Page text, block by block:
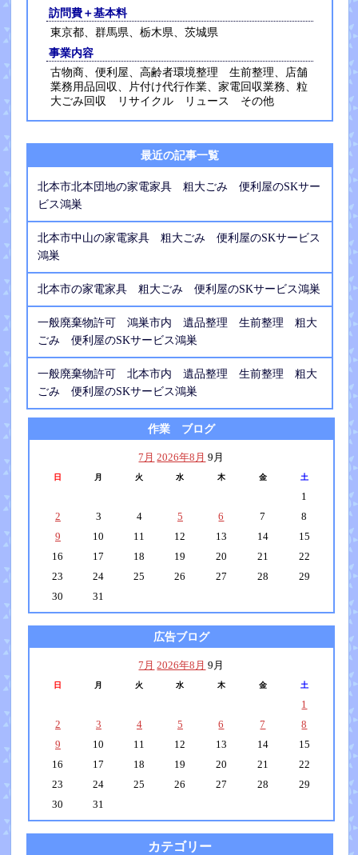
訪問費＋基本料
東京都、群馬県、栃木県、茨城県
事業内容
古物商、便利屋、高齢者環境整理 生前整理、店舗
業務用品回収、片付け代行作業、家電回収業務、粒
大ごみ回収 リサイクル リュース その他
最近の記事一覧
北本市北本団地の家電家具 粗大ごみ 便利屋のSKサー
ビス鴻巣
北本市中山の家電家具 粗大ごみ 便利屋のSKサービス
鴻巣
北本市の家電家具 粗大ごみ 便利屋のSKサービス鴻巣
一般廃棄物許可 鴻巣市内 遺品整理 生前整理 粗大
ごみ 便利屋のSKサービス鴻巣
一般廃棄物許可 北本市内 遺品整理 生前整理 粗大
ごみ 便利屋のSKサービス鴻巣
作業 ブログ
7月 2026年8月 9月
日 月 火 水 木 金 土
1
2
3 4 5 6 7
8
9
10 11 12 13 14
15
16
17 18 19 20 21
22
23
24 25 26 27 28
29
30
31
広告ブログ
7月 2026年8月 9月
日 月 火 水 木 金 土
1
2
3 4 5 6 7
8
9
10 11 12 13 14
15
16
17 18 19 20 21
22
23
24 25 26 27 28
29
30
31
カテゴリー